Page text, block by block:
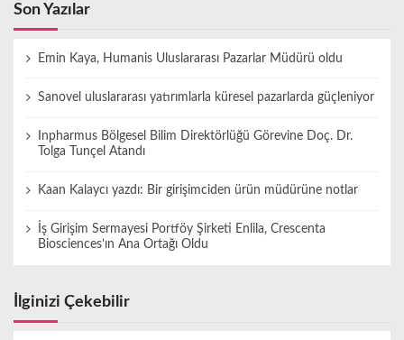
Son Yazılar
Emin Kaya, Humanis Uluslararası Pazarlar Müdürü oldu
Sanovel uluslararası yatırımlarla küresel pazarlarda güçleniyor
Inpharmus Bölgesel Bilim Direktörlüğü Görevine Doç. Dr.
Tolga Tunçel Atandı
Kaan Kalaycı yazdı: Bir girişimciden ürün müdürüne notlar
İş Girişim Sermayesi Portföy Şirketi Enlila, Crescenta
Biosciences’ın Ana Ortağı Oldu
İlginizi Çekebilir